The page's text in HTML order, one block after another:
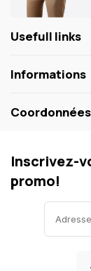
Usefull links
Informations
Coordonnées
Inscrivez-
promo!